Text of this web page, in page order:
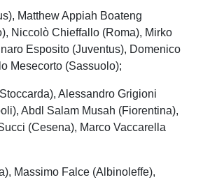
Matthew Appiah Boateng
Niccolò Chieffallo (Roma), Mirko
Esposito (Juventus), Domenico
Mesecorto (Sassuolo);
Alessandro Grigioni
Abdl Salam Musah (Fiorentina),
(Cesena), Marco Vaccarella
Massimo Falce (Albinoleffe),